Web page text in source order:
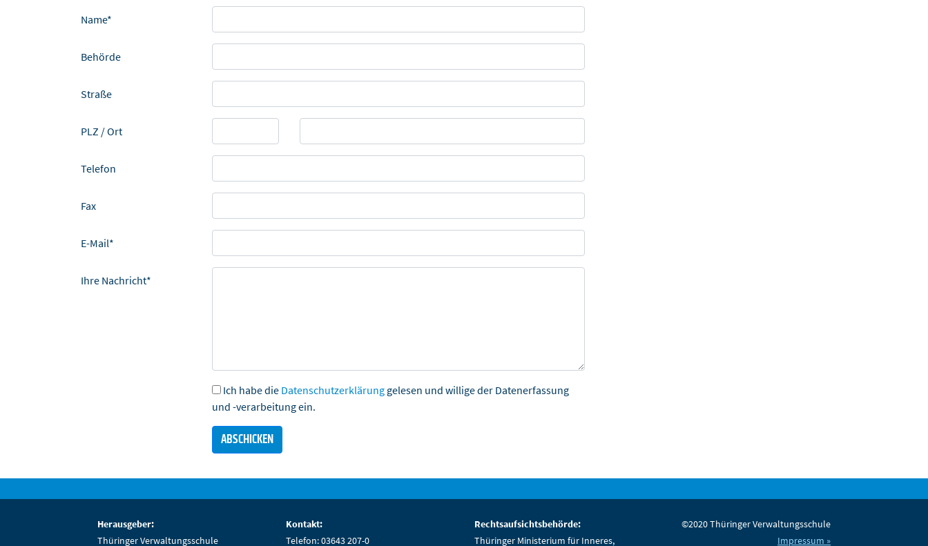
Name*
Behörde
Straße
PLZ / Ort
Telefon
Fax
E-Mail*
Ihre Nachricht*
Ich habe die Datenschutzerklärung gelesen und willige der Datenerfassung
und -verarbeitung ein.
Herausgeber:
Thüringer Verwaltungsschule
Kontakt:
Telefon: 03643 207-0
Rechtsaufsichtsbehörde:
Thüringer Ministerium für Inneres,
©2020 Thüringer Verwaltungsschule
Impressum »